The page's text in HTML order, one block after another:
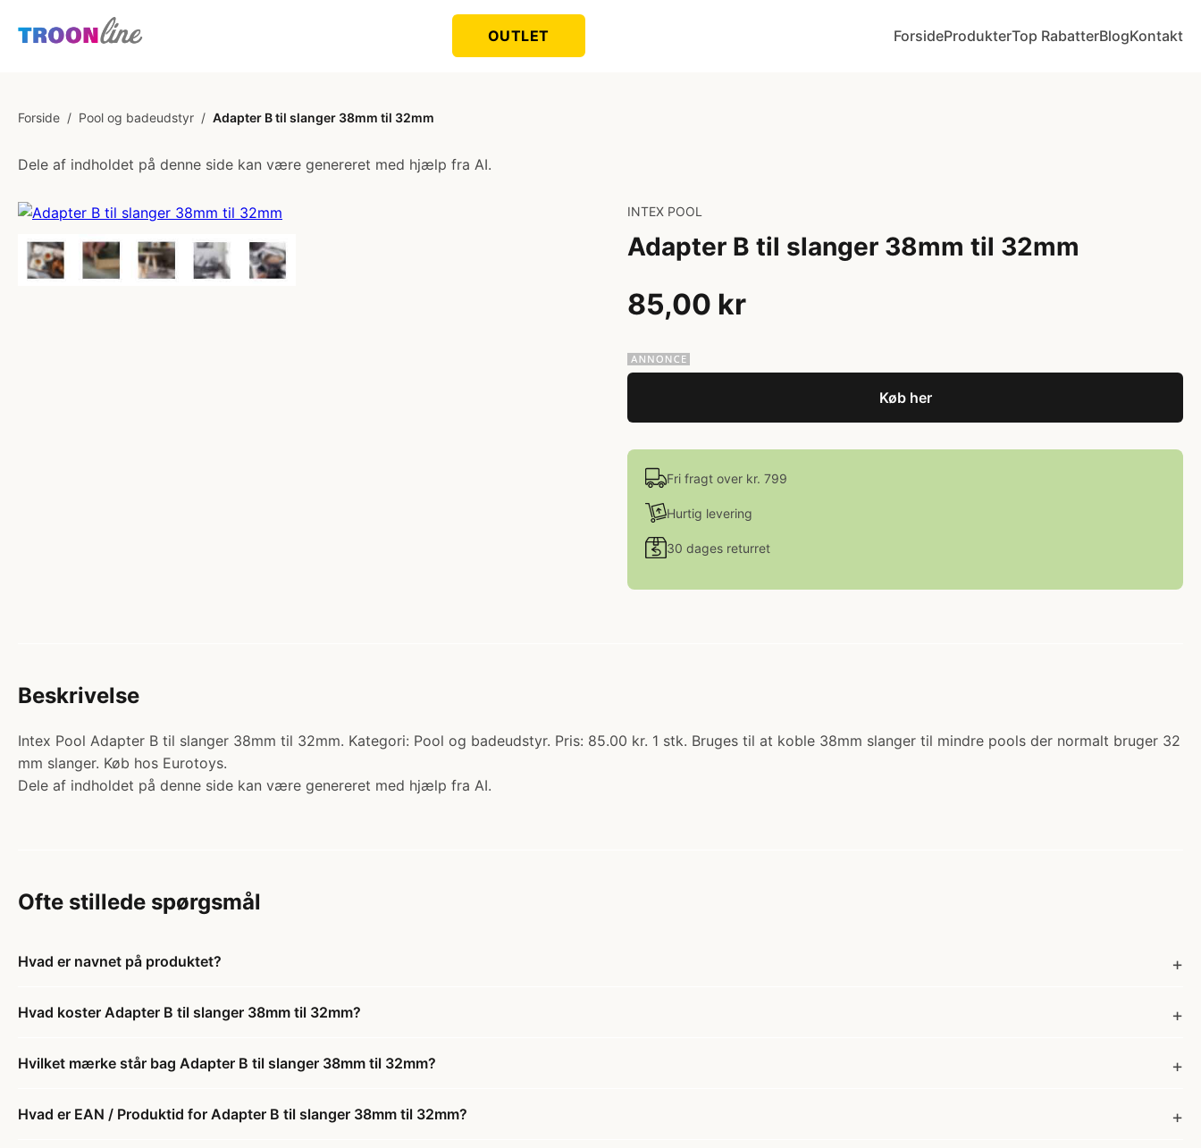
OUTLET ForsideProdukterTop RabatterBlogKontakt
Forside / Pool og badeudstyr / Adapter B til slanger 38mm til 32mm
Dele af indholdet på denne side kan være genereret med hjælp fra AI.
INTEX POOL
Adapter B til slanger 38mm til 32mm
85,00 kr
Køb her
Fri fragt over kr. 799
Hurtig levering
30 dages returret
Beskrivelse
Intex Pool Adapter B til slanger 38mm til 32mm. Kategori: Pool og badeudstyr. Pris: 85.00 kr. 1 stk. Bruges til at koble 38mm slanger til mindre pools der normalt bruger 32
mm slanger. Køb hos Eurotoys.
Dele af indholdet på denne side kan være genereret med hjælp fra AI.
Ofte stillede spørgsmål
Hvad er navnet på produktet?
Hvad koster Adapter B til slanger 38mm til 32mm?
Hvilket mærke står bag Adapter B til slanger 38mm til 32mm?
Hvad er EAN / Produktid for Adapter B til slanger 38mm til 32mm?